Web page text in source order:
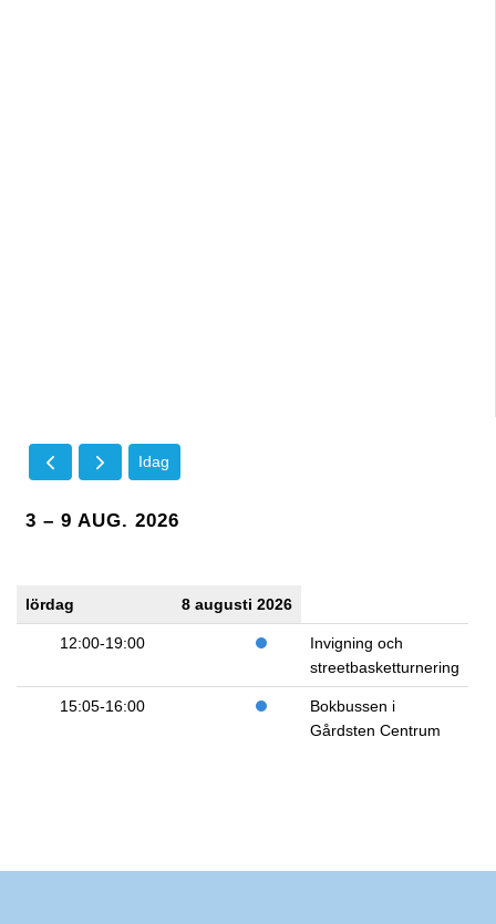
Idag
3 – 9 AUG. 2026
lördag 8 augusti 2026
12:00-19:00
Invigning och
streetbasketturnering
15:05-16:00
Bokbussen i
Gårdsten Centrum